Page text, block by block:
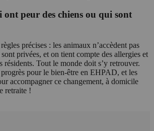
peur des chiens ou qui sont
précises : les animaux n’accèdent pas
privées, et on tient compte des allergies et
résidents. Tout le monde doit s’y retrouver.
pour le bien-être en EHPAD, et les
accompagner ce changement, à domicile
retraite !